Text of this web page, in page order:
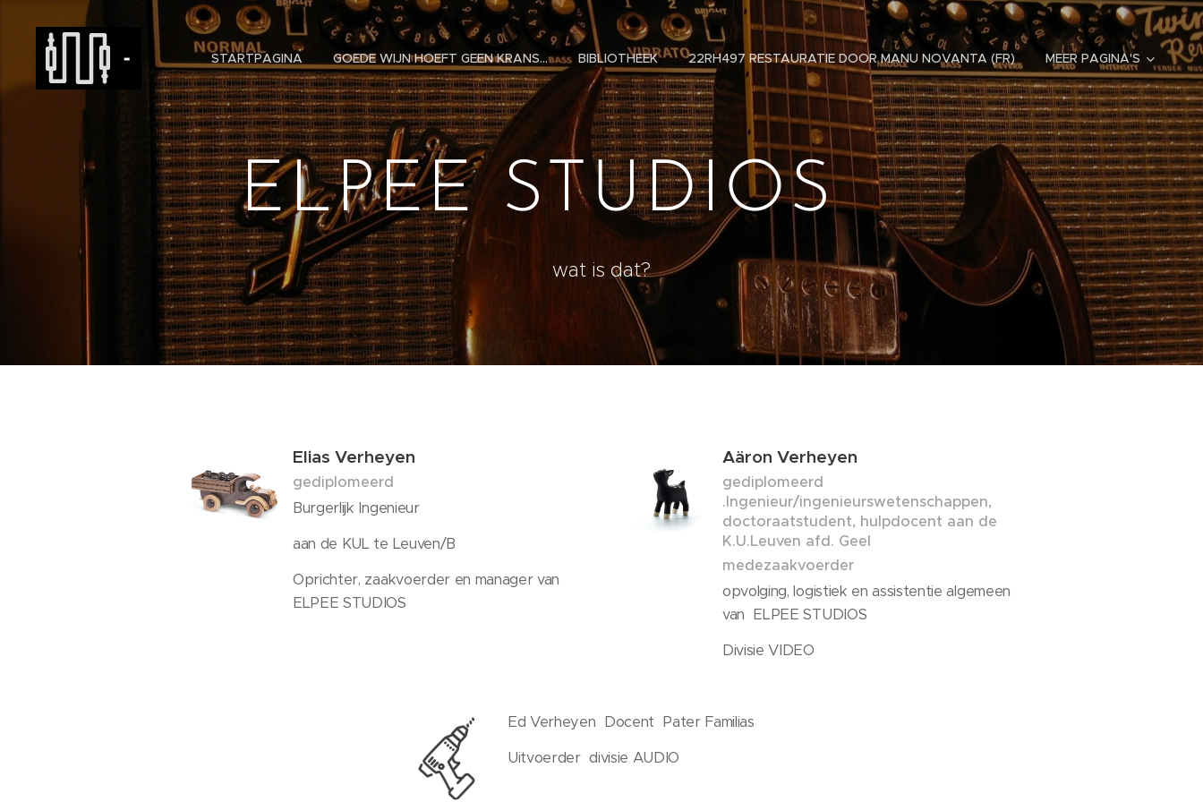
- STARTPAGINA GOEDE WIJN HOEFT GEEN KRANS... BIBLIOTHEEK 22RH497 RESTAURATIE DOOR MANU NOVANTA (FR) MEER PAGINA'S
ELPEE STUDIOS
wat is dat?
Elias Verheyen
gediplomeerd
Burgerlijk Ingenieur
aan de KUL te Leuven/B
Oprichter, zaakvoerder en manager van
ELPEE STUDIOS
Aäron Verheyen
gediplomeerd
.Ingenieur/ingenieurswetenschappen,
doctoraatstudent, hulpdocent aan de
K.U.Leuven afd. Geel
medezaakvoerder
opvolging, logistiek en assistentie algemeen
van ELPEE STUDIOS
Divisie VIDEO
Ed Verheyen Docent Pater Familias
Uitvoerder divisie AUDIO